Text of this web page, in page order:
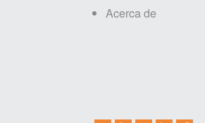
Acerca de